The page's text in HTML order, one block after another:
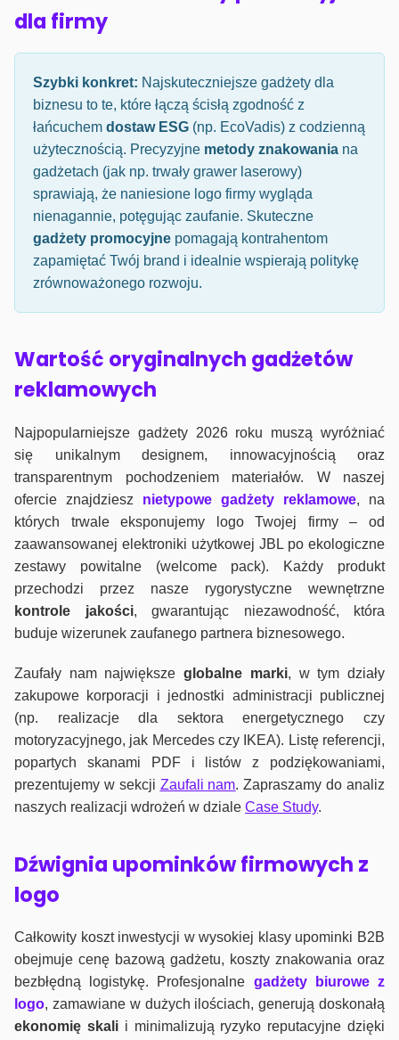
dla firmy
Szybki konkret: Najskuteczniejsze gadżety dla
biznesu to te, które łączą ścisłą zgodność z
łańcuchem dostaw ESG (np. EcoVadis) z codzienną
użytecznością. Precyzyjne metody znakowania na
gadżetach (jak np. trwały grawer laserowy)
sprawiają, że naniesione logo firmy wygląda
nienagannie, potęgując zaufanie. Skuteczne
gadżety promocyjne pomagają kontrahentom
zapamiętać Twój brand i idealnie wspierają politykę
zrównoważonego rozwoju.
Wartość oryginalnych gadżetów
reklamowych
Najpopularniejsze gadżety 2026 roku muszą wyróżniać
się unikalnym designem, innowacyjnością oraz
transparentnym pochodzeniem materiałów. W naszej
ofercie znajdziesz nietypowe gadżety reklamowe, na
których trwale eksponujemy logo Twojej firmy – od
zaawansowanej elektroniki użytkowej JBL po ekologiczne
zestawy powitalne (welcome pack). Każdy produkt
przechodzi przez nasze rygorystyczne wewnętrzne
kontrole jakości, gwarantując niezawodność, która
buduje wizerunek zaufanego partnera biznesowego.
Zaufały nam największeglobalne marki, w tym działy
zakupowe korporacji i jednostki administracji publicznej
(np. realizacje dla sektora energetycznego czy
motoryzacyjnego, jak Mercedes czy IKEA). Listę referencji,
popartych skanami PDF i listów z podziękowaniami,
prezentujemy w sekcji Zaufali nam. Zapraszamy do analiz
naszych realizacji wdrożeń w dziale Case Study.
Dźwignia upominków firmowych z
logo
Całkowity koszt inwestycji w wysokiej klasy upominki B2B
obejmuje cenę bazową gadżetu, koszty znakowania oraz
bezbłędną logistykę. Profesjonalne gadżety biurowe z
logo, zamawiane w dużych ilościach, generują doskonałą
ekonomię skalii minimalizują ryzyko reputacyjne dzięki